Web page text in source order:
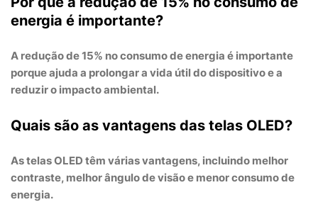
energia é importante?
A redução de 15% no consumo de energia é importante
porque ajuda a prolongar a vida útil do dispositivo e a
reduzir o impacto ambiental.
Quais são as vantagens das telas OLED?
As telas OLED têm várias vantagens, incluindo melhor
contraste, melhor ângulo de visão e menor consumo de
energia.